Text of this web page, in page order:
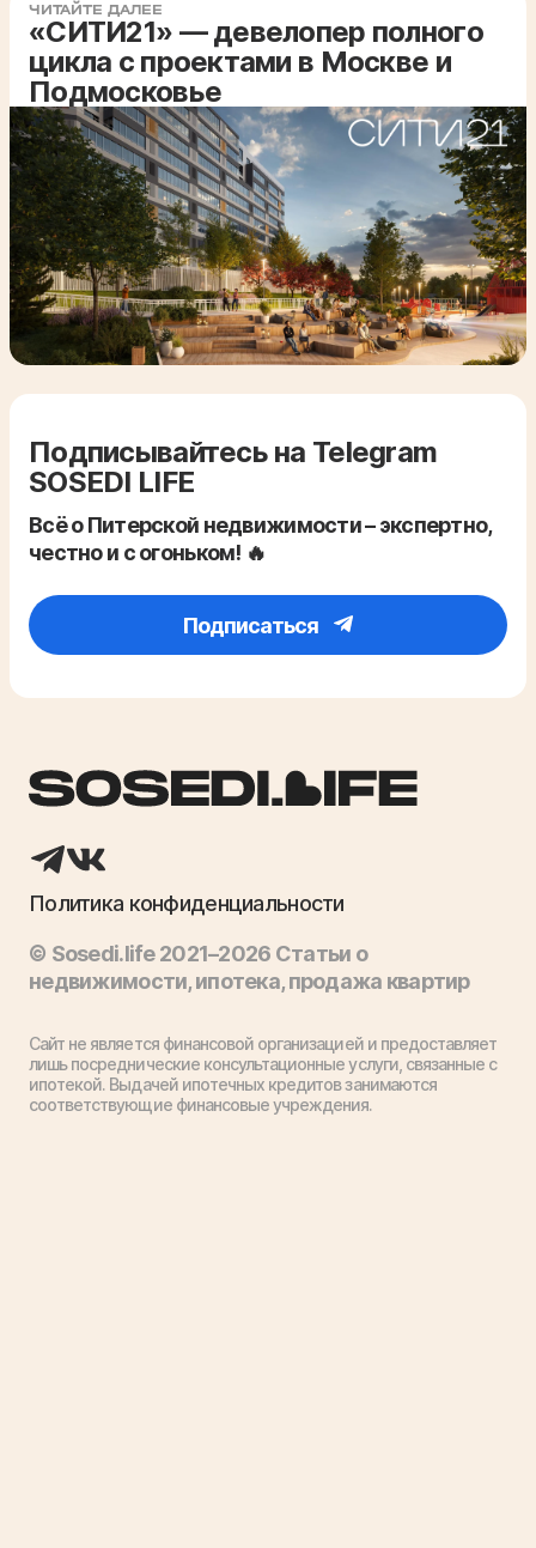
ЧИТАЙТЕ ДАЛЕЕ
«СИТИ21» — девелопер полного
цикла с проектами в Москве и
Подмосковье
Подписывайтесь на Telegram
SOSEDI LIFE
Всё о Питерской недвижимости – экспертно,
честно и с огоньком! 🔥
Подписаться
Политика конфиденциальности
© Sosedi.life 2021–2026 Статьи о
недвижимости, ипотека, продажа квартир
Сайт не является финансовой организацией и предоставляет
лишь посреднические консультационные услуги, связанные с
ипотекой. Выдачей ипотечных кредитов занимаются
соответствующие финансовые учреждения.